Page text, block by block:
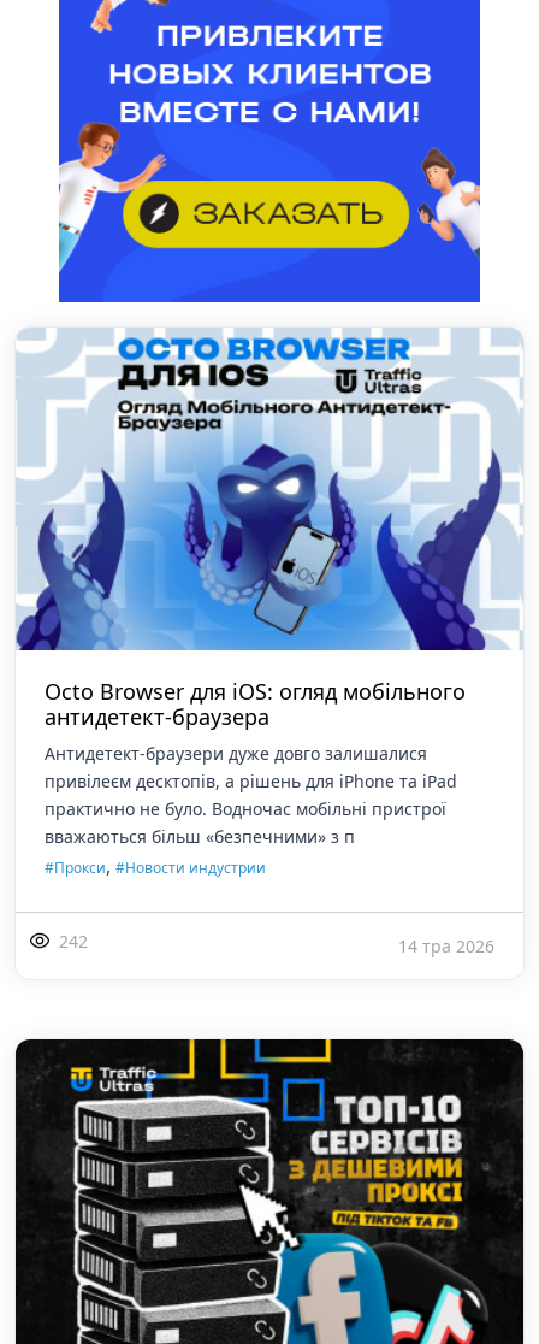
Octo Browser для iOS: огляд мобільного
антидетект-браузера
Антидетект-браузери дуже довго залишалися
привілеєм десктопів, а рішень для iPhone та iPad
практично не було. Водночас мобільні пристрої
вважаються більш «безпечними» з п
#Прокси, #Новости индустрии
242 14 тра 2026